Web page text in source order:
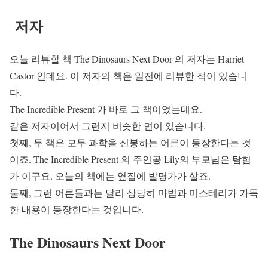
저자
오늘 리뷰할 책 The Dinosaurs Next Door 의 저자는 Harriet
Castor 인데요. 이 저자의 책은 일전에 리뷰한 적이 있습니
다.
The Incredible Present 가 바로 그 책이었는데요.
같은 저자이어서 그런지 비슷한 면이 있습니다.
첫째, 두 책은 모두 과학을 신봉하는 어른이 등장한다는 것
이죠. The Incredible Present 의 주인공 Lily의 부모님은 탐험
가 이구요. 오늘의 책에는 옆집에 발명가가 살죠.
둘째, 그런 어른들과는 달리 상당히 마법과 미스테리가 가득
한 내용이 등장한다는 것입니다.
The Dinosaurs Next Door